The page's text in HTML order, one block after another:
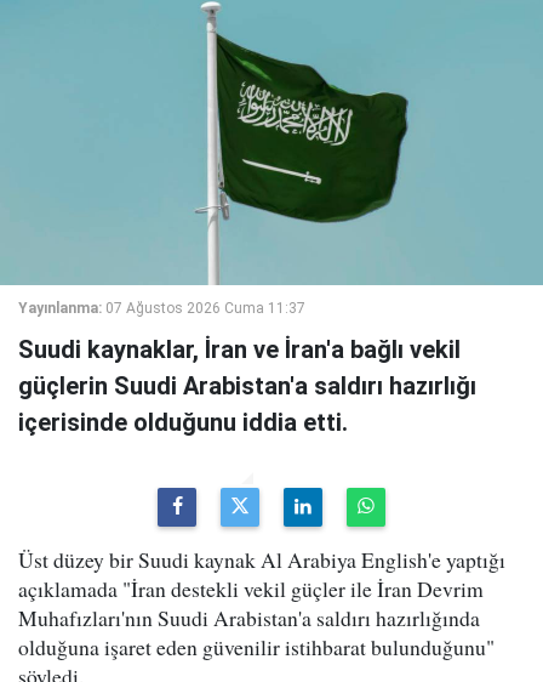
Yayınlanma: 07 Ağustos 2026 Cuma 11:37
Suudi kaynaklar, İran ve İran'a bağlı vekil
güçlerin Suudi Arabistan'a saldırı hazırlığı
içerisinde olduğunu iddia etti.
Üst düzey bir Suudi kaynak Al Arabiya English'e yaptığı
açıklamada "İran destekli vekil güçler ile İran Devrim
Muhafızları'nın Suudi Arabistan'a saldırı hazırlığında
olduğuna işaret eden güvenilir istihbarat bulunduğunu"
söyledi.